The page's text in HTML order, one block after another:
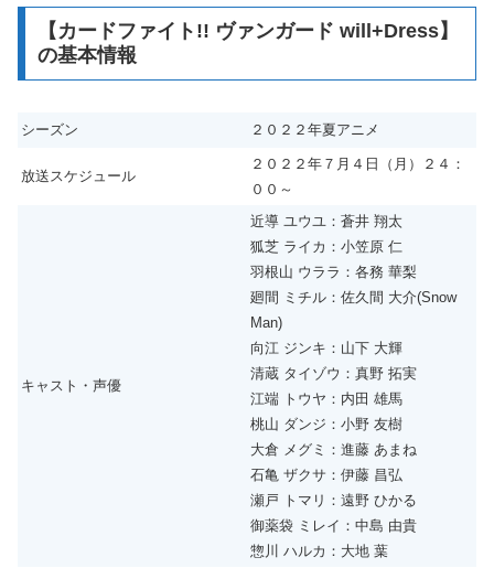
【カードファイト!! ヴァンガード will+Dress】
の基本情報
シーズン ２０２２年夏アニメ
放送スケジュール
２０２２年７月４日（月）２４：
００～
キャスト・声優
近導 ユウユ：蒼井 翔太
狐芝 ライカ：小笠原 仁
羽根山 ウララ：各務 華梨
廻間 ミチル：佐久間 大介(Snow
Man)
向江 ジンキ：山下 大輝
清蔵 タイゾウ：真野 拓実
江端 トウヤ：内田 雄馬
桃山 ダンジ：小野 友樹
大倉 メグミ：進藤 あまね
石亀 ザクサ：伊藤 昌弘
瀬戸 トマリ：遠野 ひかる
御薬袋 ミレイ：中島 由貴
惣川 ハルカ：大地 葉